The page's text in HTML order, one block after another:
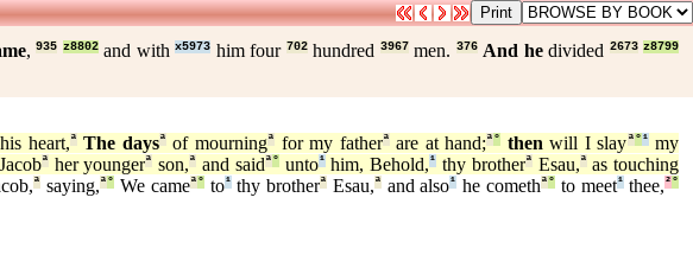
, 935 z8802and with x5973 him four 702hundred 3967men. 376 And hedivided 2673 z8799
heart,ª The daysª of mourningª for my fatherª are at hand;ª° then will I slayª°¹my
Jacobª her youngerª son,ª and saidª°unto¹him, Behold,¹ thy brotherª Esau,ª as touching
ª saying,ª° We cameª°to¹thy brotherª Esau,ªand also¹ he comethª°to meet¹thee,²°